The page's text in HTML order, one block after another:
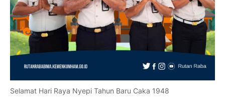
Selamat Hari Raya Nyepi Tahun Baru Caka 1948